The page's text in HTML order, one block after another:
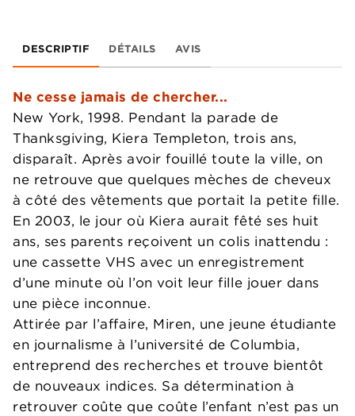
DESCRIPTIF DÉTAILS AVIS
Ne cesse jamais de chercher...
New York, 1998. Pendant la parade de
Thanksgiving, Kiera Templeton, trois ans,
disparaît. Après avoir fouillé toute la ville, on
ne retrouve que quelques mèches de cheveux
à côté des vêtements que portait la petite fille.
En 2003, le jour où Kiera aurait fêté ses huit
ans, ses parents reçoivent un colis inattendu :
une cassette VHS avec un enregistrement
d’une minute où l’on voit leur fille jouer dans
une pièce inconnue.
Attirée par l’affaire, Miren, une jeune étudiante
en journalisme à l’université de Columbia,
entreprend des recherches et trouve bientôt
de nouveaux indices. Sa détermination à
retrouver coûte que coûte l’enfant n’est pas un